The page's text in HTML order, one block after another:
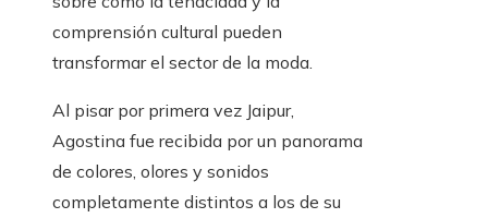
comprensión cultural pueden
transformar el sector de la moda.
Al pisar por primera vez Jaipur,
Agostina fue recibida por un panorama
de colores, olores y sonidos
completamente distintos a los de su